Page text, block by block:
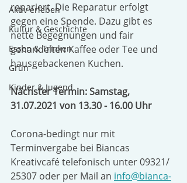
Aktiv erleben
Kultur & Geschichte
Essen & Trinken
Grün
Kinder & Jugend
repariert. Die Reparatur erfolgt
gegen eine Spende. Dazu gibt es
nette Begegnungen und fair
gehandelten Kaffee oder Tee und
hausgebackenen Kuchen.
Nächster Termin: Samstag,
31.07.2021 von 13.30 - 16.00 Uhr
Corona-bedingt nur mit
Terminvergabe bei Biancas
Kreativcafé telefonisch unter 09321/
25307 oder per Mail an info@bianca-